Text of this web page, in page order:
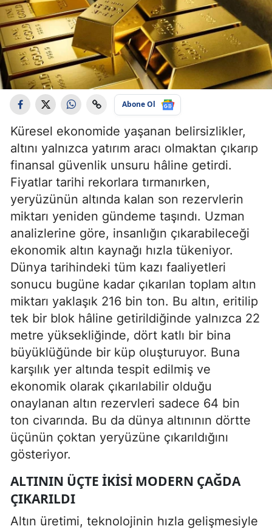
Abone Ol
Küresel ekonomide yaşanan belirsizlikler,
altını yalnızca yatırım aracı olmaktan çıkarıp
finansal güvenlik unsuru hâline getirdi.
Fiyatlar tarihi rekorlara tırmanırken,
yeryüzünün altında kalan son rezervlerin
miktarı yeniden gündeme taşındı. Uzman
analizlerine göre, insanlığın çıkarabileceği
ekonomik altın kaynağı hızla tükeniyor.
Dünya tarihindeki tüm kazı faaliyetleri
sonucu bugüne kadar çıkarılan toplam altın
miktarı yaklaşık 216 bin ton. Bu altın, eritilip
tek bir blok hâline getirildiğinde yalnızca 22
metre yüksekliğinde, dört katlı bir bina
büyüklüğünde bir küp oluşturuyor. Buna
karşılık yer altında tespit edilmiş ve
ekonomik olarak çıkarılabilir olduğu
onaylanan altın rezervleri sadece 64 bin
ton civarında. Bu da dünya altınının dörtte
üçünün çoktan yeryüzüne çıkarıldığını
gösteriyor.
ALTININ ÜÇTE İKISI MODERN ÇAĞDA
ÇIKARILDI
Altın üretimi, teknolojinin hızla gelişmesiyle